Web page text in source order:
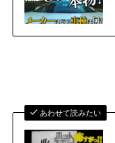
あわせて読みたい